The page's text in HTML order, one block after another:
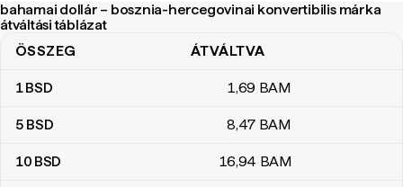
bahamai dollár – bosznia-hercegovinai konvertibilis márka
átváltási táblázat
bahamai dollár – bosznia-hercegovinai konvertibilis márka
ÖSSZEG ÁTVÁLTVA
1BSD 1,69 BAM
5 BSD 8,47 BAM
10 BSD 16,94 BAM